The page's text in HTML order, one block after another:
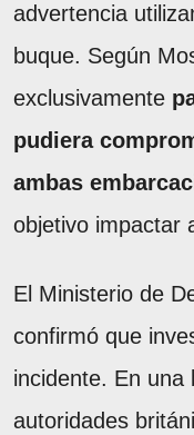
advertencia
buque. Según
exclusivamente
pudiera
ambas
objetivo impactar
El Ministerio de
confirmó que
incidente. En una
autoridades